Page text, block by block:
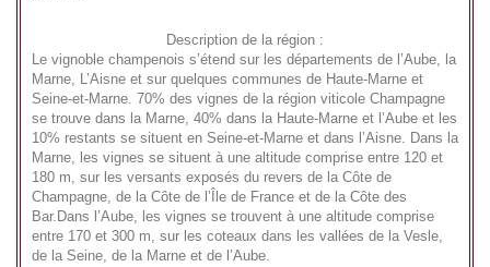
Description de la région :
Le vignoble champenois s’étend sur les départements de l’Aube, la
Marne, L’Aisne et sur quelques communes de Haute-Marne et
Seine-et-Marne. 70% des vignes de la région viticole Champagne
se trouve dans la Marne, 40% dans la Haute-Marne et l’Aube et les
10% restants se situent en Seine-et-Marne et dans l’Aisne. Dans la
Marne, les vignes se situent à une altitude comprise entre 120 et
180 m, sur les versants exposés du revers de la Côte de
Champagne, de la Côte de l’Île de France et de la Côte des
Bar.Dans l’Aube, les vignes se trouvent à une altitude comprise
entre 170 et 300 m, sur les coteaux dans les vallées de la Vesle,
de la Seine, de la Marne et de l’Aube.